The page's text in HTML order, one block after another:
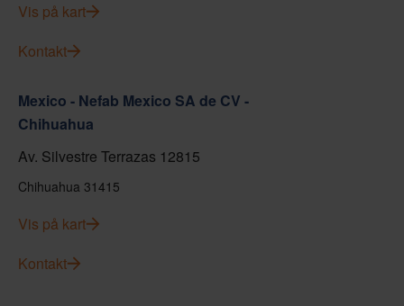
Vis på kart
Kontakt
Mexico - Nefab Mexico SA de CV -
Chihuahua
Av. Silvestre Terrazas 12815
Chihuahua 31415
Vis på kart
Kontakt